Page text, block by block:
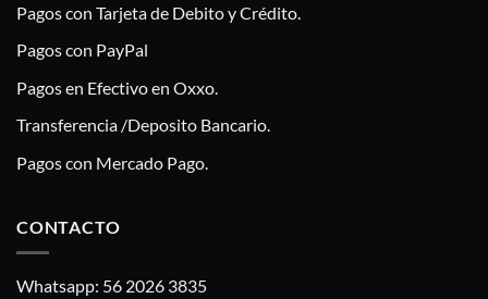
Pagos con Tarjeta de Debito y Crédito.
Pagos con PayPal
Pagos en Efectivo en Oxxo.
Transferencia /Deposito Bancario.
Pagos con Mercado Pago.
CONTACTO
Whatsapp: 56 2026 3835